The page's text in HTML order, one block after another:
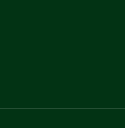
Cunen
Jan CunenJan Cunen
Museum Jan Cunen